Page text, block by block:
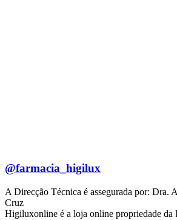
@farmacia_higilux
A Direcção Técnica é assegurada por: Dra.
Cruz
Higiluxonline é a loja online propriedade da